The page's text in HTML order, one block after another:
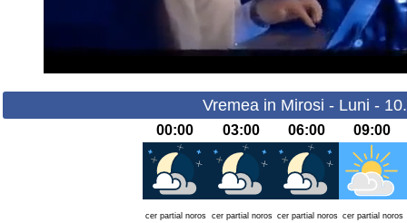
Vremea in Mirosi - Luni -
00:00 03:00 06:00 09:00
cer partial noros cer partial noros cer partial noros cer partial noros